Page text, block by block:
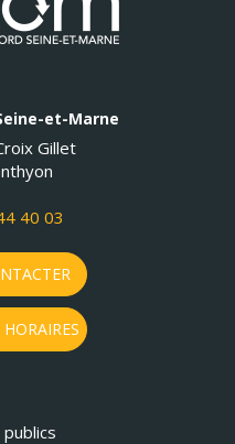
et-Marne
Gillet
40 03